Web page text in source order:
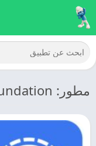
مطور: Signal Foundation